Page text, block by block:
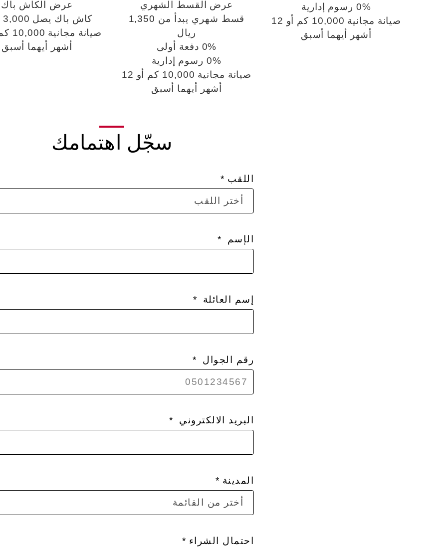
0% رسوم إدارية
صيانة مجانية 10,000 كم أو 12
أشهر أيهما أسبق
عرض القسط الشهري
قسط شهري يبدأ من 1,350
ريال
0% دفعة أولى
0% رسوم إدارية
صيانة مجانية 10,000 كم أو 12
أشهر أيهما أسبق
عرض الكاش باك
كاش باك يصل 3,000 ريال
أشهر أيهما أسبق
سجّل اهتمامك
اللقب
أختر اللقب
الإسم
إسم العائلة
رقم الجوال
البريد الالكتروني
المدينة
أختر من القائمة
احتمال الشراء